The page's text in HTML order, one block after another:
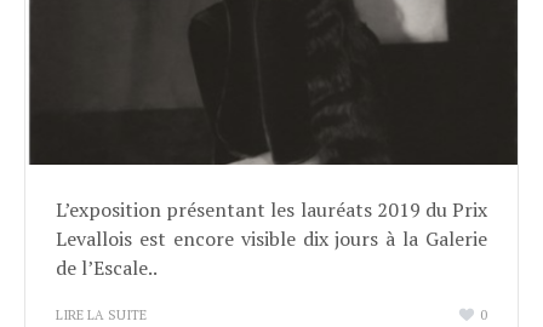
L’exposition présentant les lauréats 2019 du Prix
Levallois est encore visible dix jours à la Galerie
de l’Escale..
LIRE LA SUITE 0